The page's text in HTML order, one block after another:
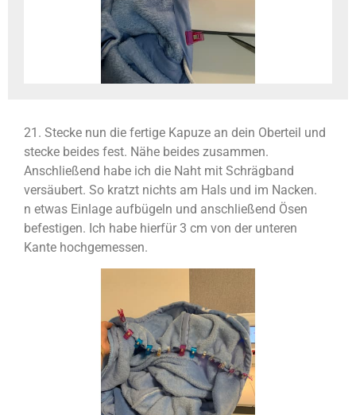
21. Stecke nun die fertige Kapuze an dein Oberteil und
stecke beides fest. Nähe beides zusammen.
Anschließend habe ich die Naht mit Schrägband
versäubert. So kratzt nichts am Hals und im Nacken.
n etwas Einlage aufbügeln und anschließend Ösen
befestigen. Ich habe hierfür 3 cm von der unteren
Kante hochgemessen.